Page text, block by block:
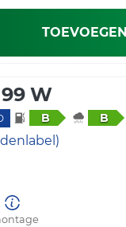
TOEVOEGEN
99 W
B B